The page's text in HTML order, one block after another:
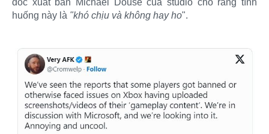
đốc xuất bản Michael Douse của studio cho rằng tình
huống này là "khó chịu và không hay ho".​